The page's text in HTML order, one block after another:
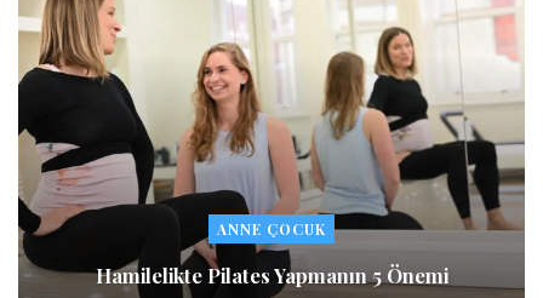
ANNE ÇOCUK
Hamilelikte Pilates Yapmanın 5 Önemi